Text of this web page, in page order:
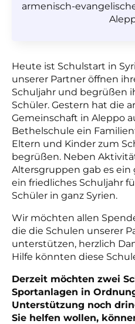
armenisch-
Heute ist Schulstart in
unserer Partner öffnen
Schuljahr und begrüßen
Schüler. Gestern hat die
Gemeinschaft in Aleppo
Bethelschule ein
Eltern und Kinder zum
begrüßen. Neben
Altersgruppen gab es
ein friedliches Schuljahr
Schüler in ganz Syrien.
Wir möchten allen
die die Schulen unserer
unterstützen, herzlich
Hilfe könnten diese
Derzeit möchten zwei
Sportanlagen in
Unterstützung noch
Sie helfen wollen,